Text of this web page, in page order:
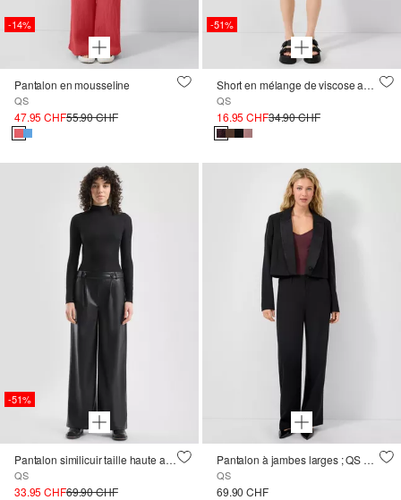
-14%
Pantalon en mousseline
QS
47.95 CHF55.90 CHF
-51%
Short en mélange de viscose avec taille élastique
QS
16.95 CHF34.90 CHF
-51%
Pantalon similicuir taille haute avec ceinture élastique
QS
33.95 CHF69.90 CHF
Pantalon à jambes larges ; QS x Vanessa Mai
QS
69.90 CHF